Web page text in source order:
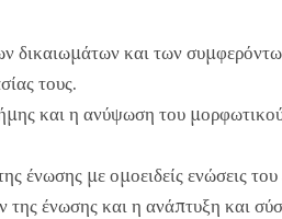
δικαιωμάτων και των
τους.
και η ανύψωση του
ένωσης με ομοειδείς ενώσεις
ένωσης και η ανάπτυξη και